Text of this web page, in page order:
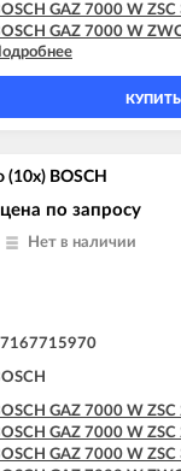
GAZ 7000 W
GAZ 7000 W
GAZ 7000 W
GAZ 7000 W
GAZ 7000 W
GAZ 7000 W
КУПИТЬ
(10x) BOSCH
цена по запросу
Нет в наличии
GAZ 7000 W
GAZ 7000 W
GAZ 7000 W